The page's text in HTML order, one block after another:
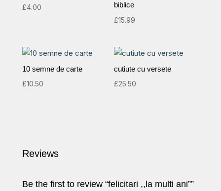
Rated
5.00
£4.00
biblice
£15.99
10 semne de carte
£10.50
cutiute cu versete
£25.50
Reviews
Be the first to review “felicitari ,,la multi ani””